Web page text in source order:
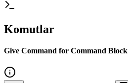
Komutlar
Give Command for Command Block